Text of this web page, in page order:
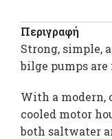
Περιγραφή
Strong, simple,
bilge pumps
With a modern,
cooled motor
both saltwater